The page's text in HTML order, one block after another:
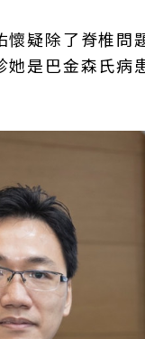
懷疑除了脊椎
她是巴金森氏